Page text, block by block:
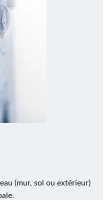
(mur, sol ou extérieur)